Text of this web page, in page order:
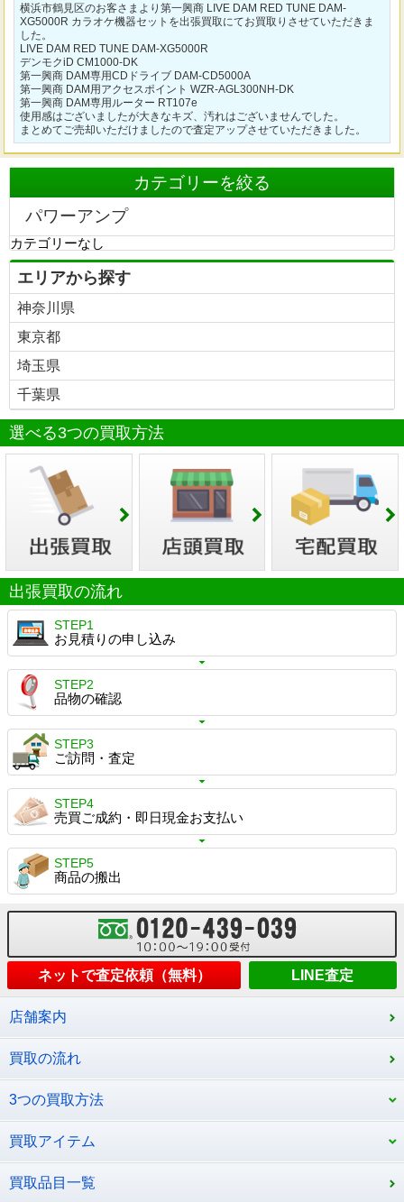
横浜市鶴見区のお客さまより第一興商 LIVE DAM RED TUNE DAM-
XG5000R カラオケ機器セットを出張買取にてお買取りさせていただきま
した。
LIVE DAM RED TUNE DAM-XG5000R
デンモクiD CM1000-DK
第一興商 DAM専用CDドライブ DAM-CD5000A
第一興商 DAM用アクセスポイント WZR-AGL300NH-DK
第一興商 DAM専用ルーター RT107e
使用感はございましたが大きなキズ、汚れはございませんでした。
まとめてご売却いただけましたので査定アップさせていただきました。
カテゴリーを絞る
パワーアンプ
カテゴリーなし
エリアから探す
神奈川県
東京都
埼玉県
千葉県
選べる3つの買取方法
出張買取の流れ
STEP1
お見積りの申し込み
STEP2
品物の確認
STEP3
ご訪問・査定
STEP4
売買ご成約・即日現金お支払い
STEP5
商品の搬出
ネットで査定依頼（無料） LINE査定
店舗案内
買取の流れ
3つの買取方法
買取アイテム
買取品目一覧